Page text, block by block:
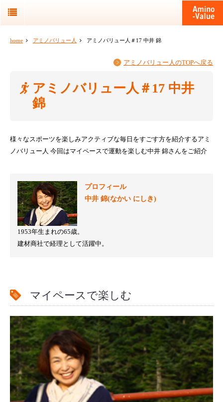
home アミノバリュー人 アミノバリュー人＃17 中井 錦
アミノバリュー人のTOPへ戻る
アミノバリュー人＃17 中井
錦
様々なスポーツを楽しみアクティブな毎日をすごす方を紹介するアミ
ノバリュー人 今回はマイペースで運動を楽しむ中井 錦さんをご紹介
プロフィール
中井 錦(なかい にしき)
1953年生まれの65歳。
建材商社で経理として活躍中。
マイペースで楽しむ